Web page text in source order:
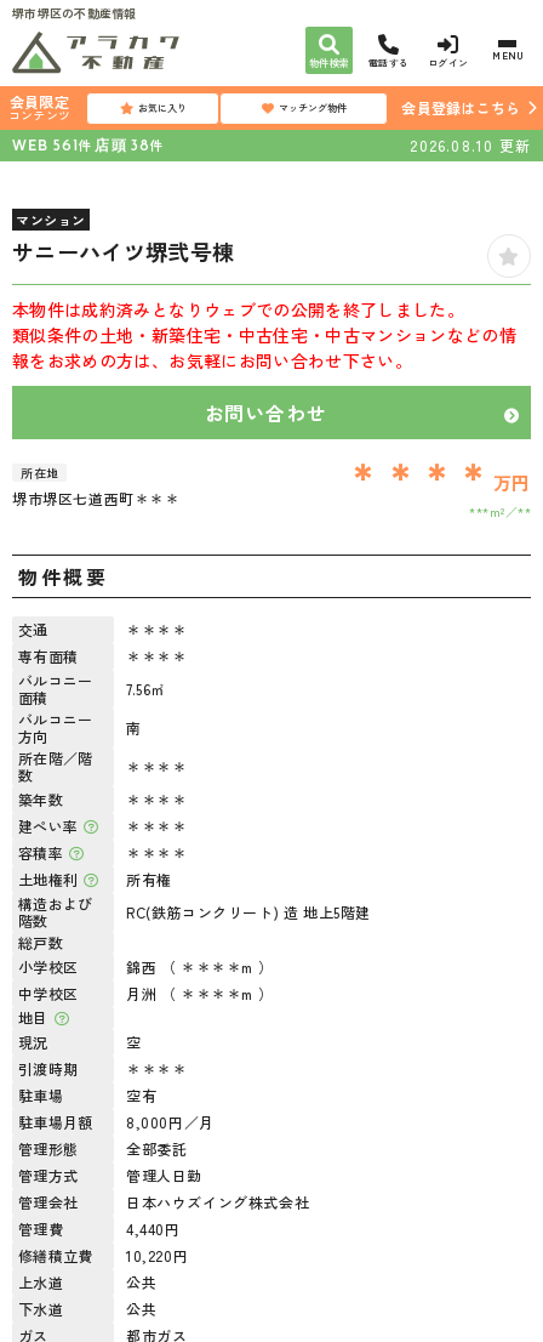
堺市堺区の不動産情報
物件検索 電話する ログイン MENU
会員限定
コンテンツ お気に入り マッチング物件
会員登録はこちら
WEB 561件 店頭 38件 2026.08.10 更新
マンション
サニーハイツ堺弐号棟
本物件は成約済みとなりウェブでの公開を終了しました。
類似条件の土地・新築住宅・中古住宅・中古マンションなどの情
報をお求めの方は、お気軽にお問い合わせ下さい。
お問い合わせ
所在地
堺市堺区七道西町＊＊＊ ＊＊＊＊ 万円
***m² **
物件概要
交通
＊＊＊＊
専有面積
＊＊＊＊
バルコニー
面積
7.56㎡
バルコニー
方向
南
所在階／階
数
＊＊＊＊
築年数
＊＊＊＊
建ぺい率
＊＊＊＊
容積率
＊＊＊＊
土地権利
所有権
構造および
階数
RC(鉄筋コンクリート) 造 地上5階建
総戸数
小学校区
錦西 （ ＊＊＊＊m ）
中学校区
月洲 （ ＊＊＊＊m ）
地目
現況
空
引渡時期
＊＊＊＊
駐車場
空有
駐車場月額
8,000円／月
管理形態
全部委託
管理方式
管理人日勤
管理会社
日本ハウズイング株式会社
管理費
4,440円
修繕積立費
10,220円
上水道
公共
下水道
公共
ガス
都市ガス